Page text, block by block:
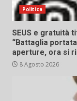
Politica
SEUS e gratuità
“Battaglia
aperture, ora si
8 Agosto 2026